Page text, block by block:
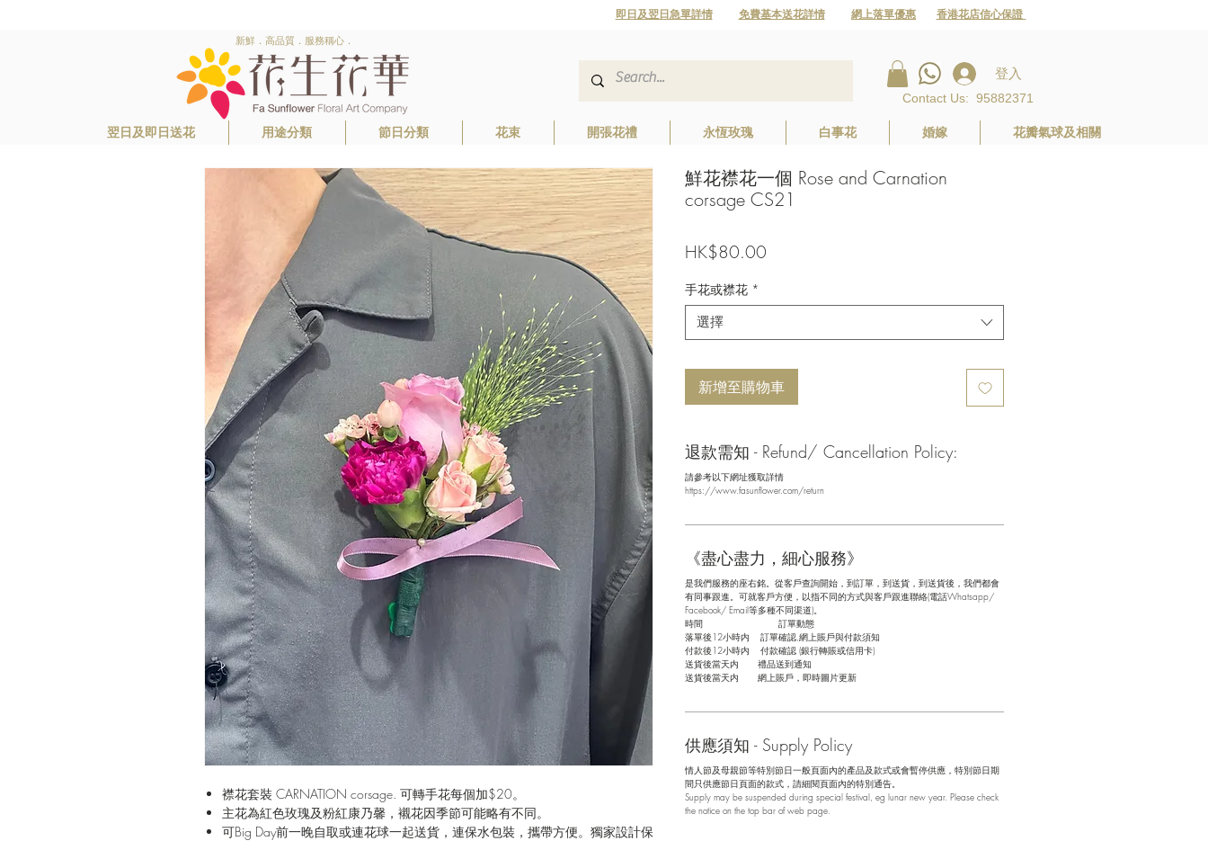
即日及翌日急單詳情 免費基本送花詳情 網上落單優惠 香港花店信心保證
新鮮．高品質．服務稱心．
登入
Contact Us: 95882371
翌日及即日送花 用途分類 節日分類 花束 開張花禮 永恆玫瑰 白事花 婚嫁 花瓣氣球及相關
襟花套裝 CARNATION corsage. 可轉手花每個加$20。
主花為紅色玫瑰及粉紅康乃馨，襯花因季節可能略有不同。
可Big Day前一晚自取或連花球一起送貨，連保水包裝，攜帶方便。獨家設計保
鮮花襟花一個 Rose and Carnation
corsage CS21
HK$80.00
手花或襟花 *
選擇
新增至購物車
退款需知 - Refund/ Cancellation Policy:
請參考以下網址獲取詳情
https://www.fasunflower.com/return
《盡心盡力，細心服務》
是我們服務的座右銘。從客戶查詢開始，到訂單，到送貨，到送貨後，我們都會
有同事跟進。可就客戶方便，以指不同的方式與客戶跟進聯絡(電話Whatsapp/
Facebook/ Email等多種不同渠道)。
​時間 訂單動態
落單後12小時内 訂單確認,網上賬戶與付款須知
付款後12小時内 付款確認 (銀行轉賬或信用卡)
送貨後當天内 禮品送到通知
送貨後當天内 網上賬戶，即時圖片更新
供應須知 - Supply Policy
情人節及母親節等特別節日一般頁面內的產品及款式或會暫停供應，特別節日期
間只供應節日頁面的款式，請細閱頁面內的特別通告。
Supply may be suspended during special festival, eg lunar new year. Please check
the notice on the top bar of web page.